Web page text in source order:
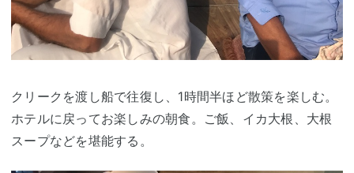
クリークを渡し船で往復し、1時間半ほど散策を楽しむ。
ホテルに戻ってお楽しみの朝食。ご飯、イカ大根、大根
スープなどを堪能する。